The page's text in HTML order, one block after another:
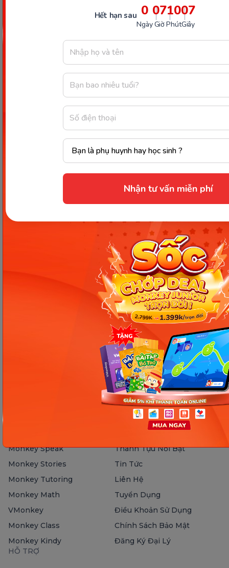
Hết hạn sau 0
Ngày
07
Giờ
10
Phút
06
Giây
Nhận tư vấn miễn phí
1900 63 60 52
Giấy phép ĐKKD số 0106651756 do Sở Kế hoạch và Đầu tư TP Hà Nội cấp
ngày 01/10/2014, thay đổi lần thứ 3 ngày 13/11/2020
Trụ sở chính: Tầng 3, tòa nhà G4 và G5, dự án Five Star Garden, số 2 Kim
Giang, phường Khương Đình, TP. Hà Nội
Người đại diện pháp luật: Ông Nguyễn Hoàng Anh - Giám đốc điều hành
monkeycare@monkey.edu.vn
Monkey Speak
Monkey Stories
Monkey Tutoring
Monkey Math
VMonkey
Monkey Class
Monkey Kindy
VỀ MONKEY
Giới Thiệu
Câu Chuyện Thương Hiệu
Thành Tựu Nổi Bật
Tin Tức
Liên Hệ
Tuyển Dụng
Điều Khoản Sử Dụng
Chính Sách Bảo Mật
Đăng Ký Đại Lý
HỖ TRỢ